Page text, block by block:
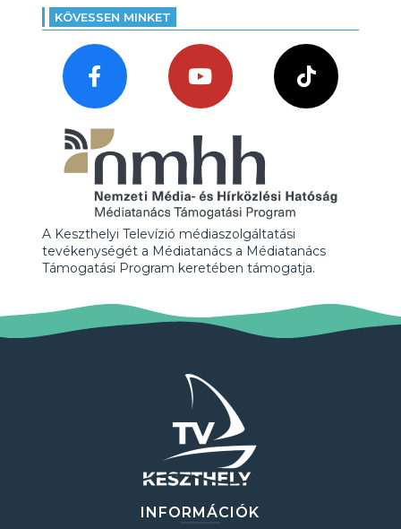
KÖVESSEN MINKET
A Keszthelyi Televízió médiaszolgáltatási
tevékenységét a Médiatanács a Médiatanács
Támogatási Program keretében támogatja.
INFORMÁCIÓK